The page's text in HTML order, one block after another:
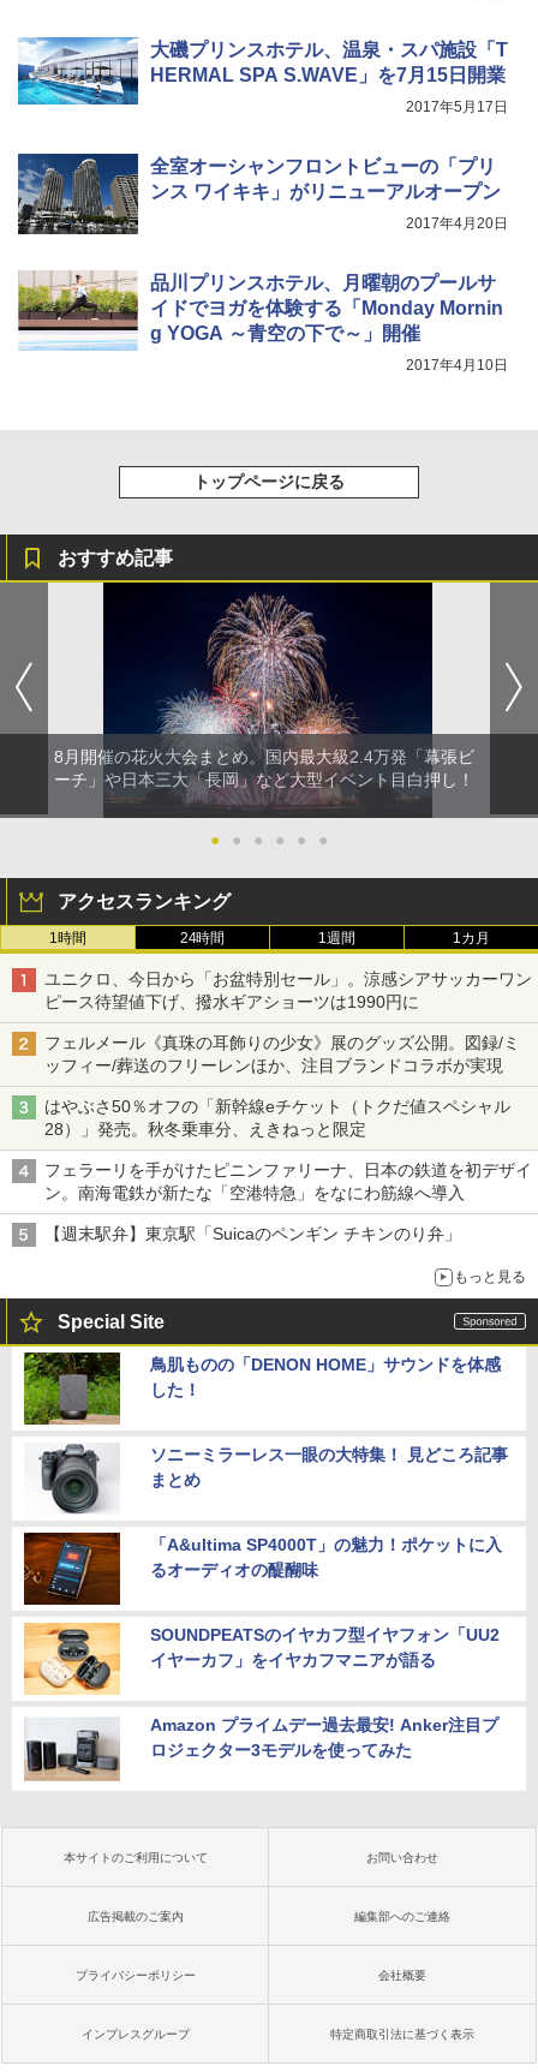
大磯プリンスホテル、温泉・スパ施設「T
HERMAL SPA S.WAVE」を7月15日開業
2017年5月17日
全室オーシャンフロントビューの「プリ
ンス ワイキキ」がリニューアルオープン
2017年4月20日
品川プリンスホテル、月曜朝のプールサ
イドでヨガを体験する「Monday Mornin
g YOGA ～青空の下で～」開催
2017年4月10日
トップページに戻る
おすすめ記事
8月開催の花火大会まとめ。国内最大級2.4万発「幕張ビ
ーチ」や日本三大「長岡」など大型イベント目白押し！
● ● ● ● ● ●
アクセスランキング
1時間 24時間 1週間 1カ月
ユニクロ、今日から「お盆特別セール」。涼感シアサッカーワン
ピース待望値下げ、撥水ギアショーツは1990円に
フェルメール《真珠の耳飾りの少女》展のグッズ公開。図録/ミ
ッフィー/葬送のフリーレンほか、注目ブランドコラボが実現
はやぶさ50％オフの「新幹線eチケット（トクだ値スペシャル
28）」発売。秋冬乗車分、えきねっと限定
フェラーリを手がけたピニンファリーナ、日本の鉄道を初デザイ
ン。南海電鉄が新たな「空港特急」をなにわ筋線へ導入
【週末駅弁】東京駅「Suicaのペンギン チキンのり弁」
もっと見る
Special Site
鳥肌ものの「DENON HOME」サウンドを体感
した！
ソニーミラーレス一眼の大特集！ 見どころ記事
まとめ
「A&ultima SP4000T」の魅力！ポケットに入
るオーディオの醍醐味
SOUNDPEATSのイヤカフ型イヤフォン「UU2
イヤーカフ」をイヤカフマニアが語る
Amazon プライムデー過去最安! Anker注目プ
ロジェクター3モデルを使ってみた
本サイトのご利用について お問い合わせ
広告掲載のご案内 編集部へのご連絡
プライバシーポリシー 会社概要
インプレスグループ 特定商取引法に基づく表示